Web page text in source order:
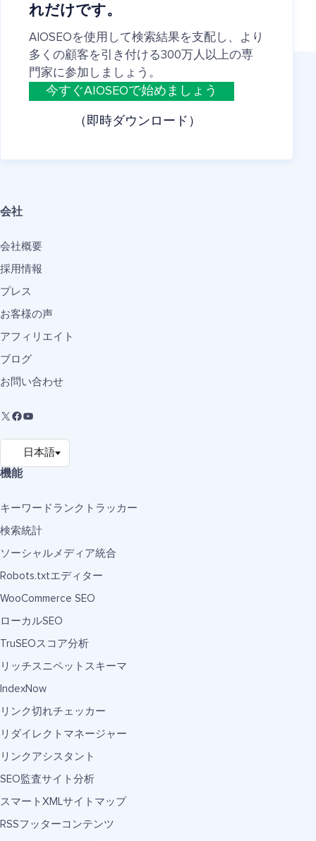
れだけです。
AIOSEOを使用して検索結果を支配し、より
多くの顧客を引き付ける300万人以上の専
門家に参加しましょう。
今すぐAIOSEOで始めましょう
（即時ダウンロード）
会社
会社概要
採用情報
プレス
お客様の声
アフィリエイト
ブログ
お問い合わせ
機能
キーワードランクトラッカー
検索統計
ソーシャルメディア統合
Robots.txtエディター
WooCommerce SEO
ローカルSEO
TruSEOスコア分析
リッチスニペットスキーマ
IndexNow
リンク切れチェッカー
リダイレクトマネージャー
リンクアシスタント
SEO監査サイト分析
スマートXMLサイトマップ
RSSフッターコンテンツ